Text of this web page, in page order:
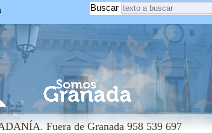
Buscar
Fuera de Granada 958 539 697